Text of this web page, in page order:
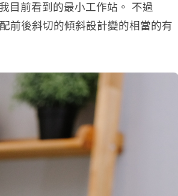
目前看到的最小工作站。 不過
前後斜切的傾斜設計變的相當的有